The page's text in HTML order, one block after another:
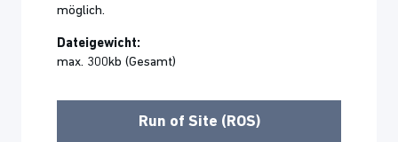
möglich.
Dateigewicht:
max. 300kb (Gesamt)
Run of Site (ROS)